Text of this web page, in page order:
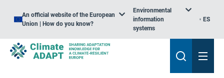
An official website of the European
Union | How do you know?
Environmental
information
systems
ES